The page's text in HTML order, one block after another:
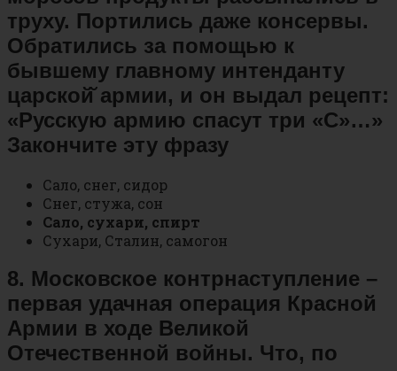
труху. Портились даже консервы.
Обратились за помощью к
бывшему главному интенданту
царской̆ армии, и он выдал рецепт:
«Русскую армию спасут три «С»…»
Закончите эту фразу
Сало, снег, сидор
Снег, стужа, сон
Сало, сухари, спирт
Сухари, Сталин, самогон
8. Московское контрнаступление –
первая удачная операция Красной
Армии в ходе Великой
Отечественной войны. Что, по